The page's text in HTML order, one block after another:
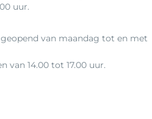
uur.
van maandag tot en met
van 14.00 tot 17.00 uur.